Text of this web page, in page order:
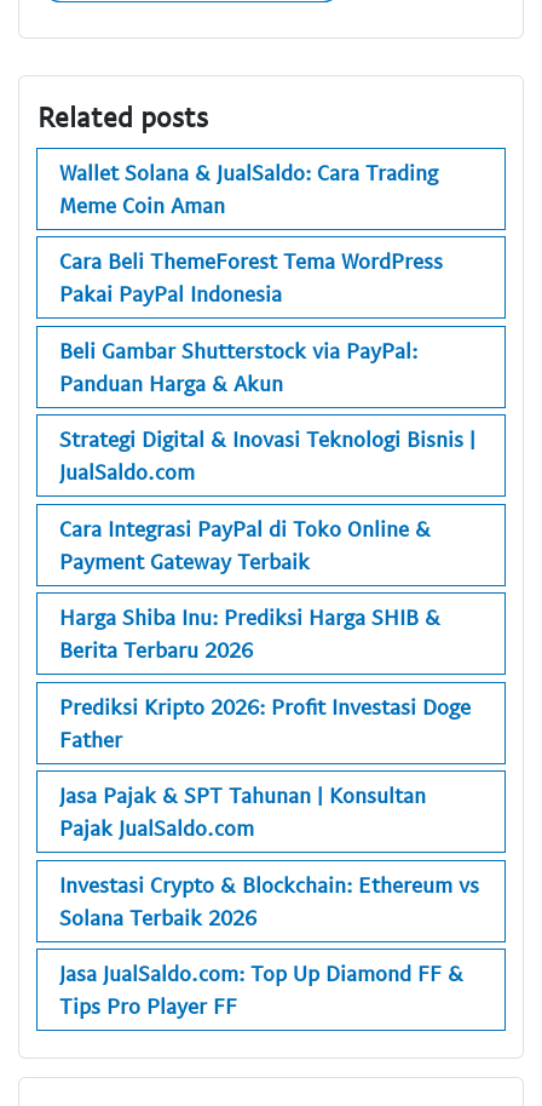
Related posts
Wallet Solana & JualSaldo: Cara Trading
Meme Coin Aman
Cara Beli ThemeForest Tema WordPress
Pakai PayPal Indonesia
Beli Gambar Shutterstock via PayPal:
Panduan Harga & Akun
Strategi Digital & Inovasi Teknologi Bisnis |
JualSaldo.com
Cara Integrasi PayPal di Toko Online &
Payment Gateway Terbaik
Harga Shiba Inu: Prediksi Harga SHIB &
Berita Terbaru 2026
Prediksi Kripto 2026: Profit Investasi Doge
Father
Jasa Pajak & SPT Tahunan | Konsultan
Pajak JualSaldo.com
Investasi Crypto & Blockchain: Ethereum vs
Solana Terbaik 2026
Jasa JualSaldo.com: Top Up Diamond FF &
Tips Pro Player FF